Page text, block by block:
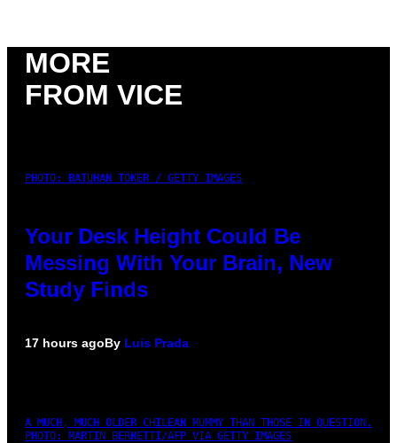
MORE
FROM VICE
PHOTO: BATUHAN TOKER / GETTY IMAGES
Your Desk Height Could Be
Messing With Your Brain, New
Study Finds
17 hours agoBy Luis Prada
A MUCH, MUCH OLDER CHILEAN MUMMY THAN THOSE IN QUESTION.
PHOTO: MARTIN BERNETTI/AFP VIA GETTY IMAGES